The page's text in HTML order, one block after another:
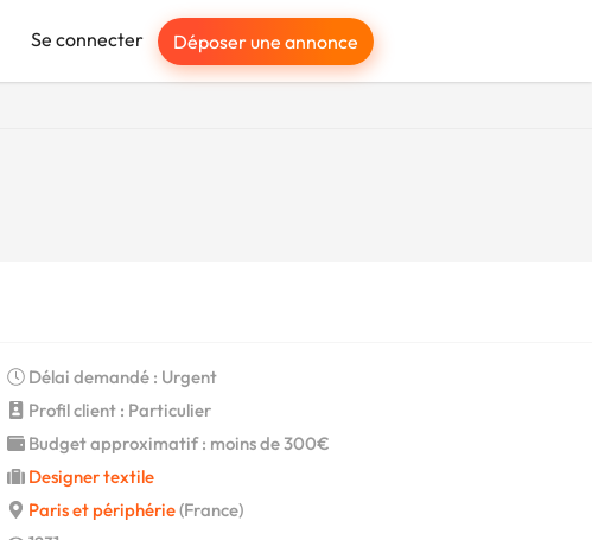
Se connecter Déposer une annonce
Délai demandé : Urgent
Profil client : Particulier
Budget approximatif : moins de 300€
Designer textile
Paris et périphérie(France)